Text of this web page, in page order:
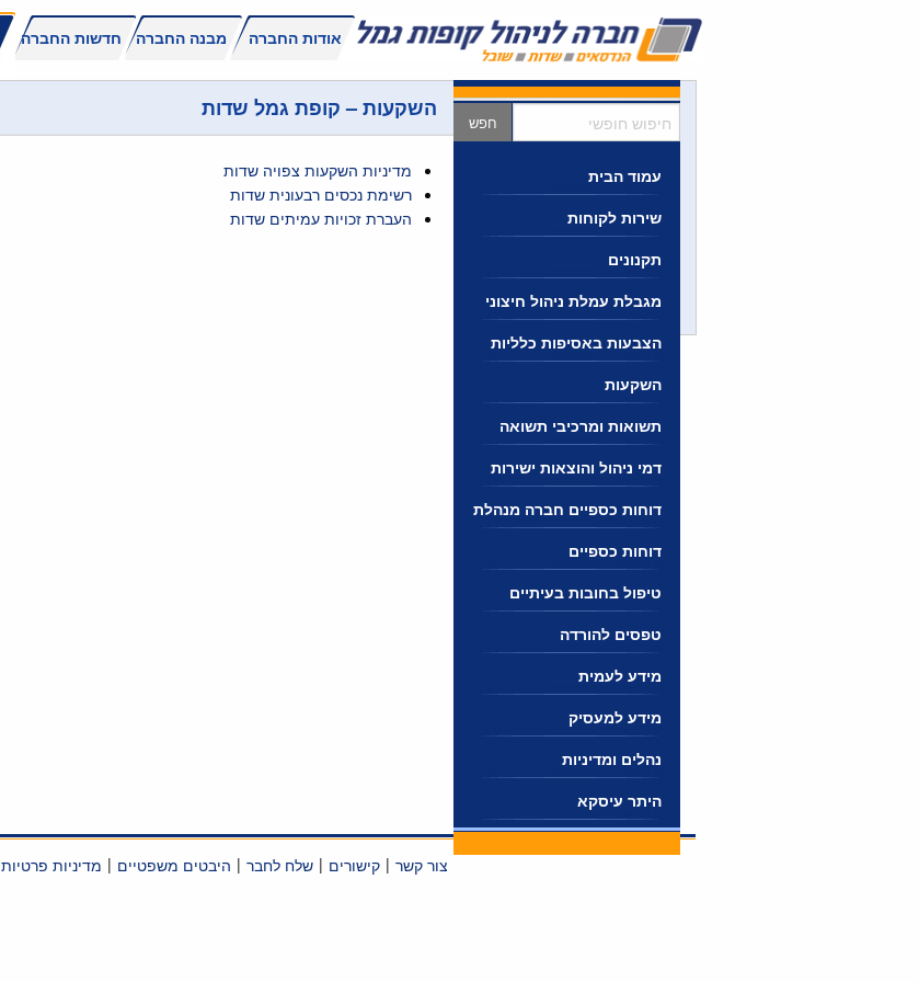
אודות החברה מבנה החברה חדשות החברה
חופשי
עמוד הבית
שירות לקוחות
תקנונים
מגבלת עמלת ניהול חיצוני
הצבעות באסיפות כלליות
השקעות
תשואות ומרכיבי תשואה
דמי ניהול והוצאות ישירות
דוחות כספיים חברה מנהלת
דוחות כספיים
טיפול בחובות בעיתיים
טפסים להורדה
מידע לעמית
מידע למעסיק
נהלים ומדיניות
היתר עיסקא
השקעות – קופת גמל שדות
מדיניות השקעות צפויה שדות
רשימת נכסים רבעונית שדות
העברת זכויות עמיתים שדות
צור קשר | קישורים | שלח לחבר | היבטים משפטיים | מדיניות פרטיות